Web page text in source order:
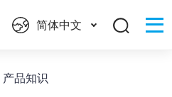
简体中文
产品知识